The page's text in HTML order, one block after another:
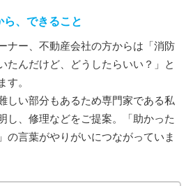
、できること
ナー、不動産会社の方からは「消防
たんだけど、どうしたらいい？」と
す。
しい部分もあるため専門家である私
し、修理などをご提案。「助かった
の言葉がやりがいにつながっていま